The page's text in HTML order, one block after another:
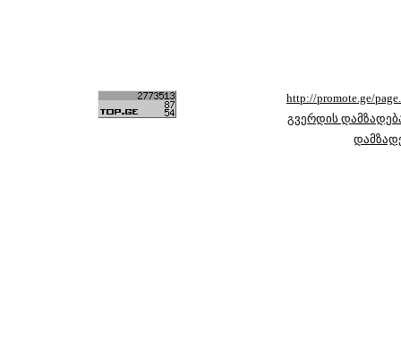
http://promote.ge/
გვერდის